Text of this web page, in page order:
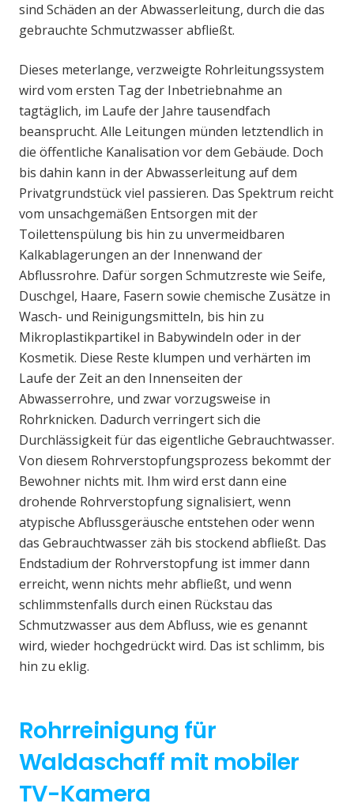
sind Schäden an der Abwasserleitung, durch die das
gebrauchte Schmutzwasser abfließt.
Dieses meterlange, verzweigte Rohrleitungssystem
wird vom ersten Tag der Inbetriebnahme an
tagtäglich, im Laufe der Jahre tausendfach
beansprucht. Alle Leitungen münden letztendlich in
die öffentliche Kanalisation vor dem Gebäude. Doch
bis dahin kann in der Abwasserleitung auf dem
Privatgrundstück viel passieren. Das Spektrum reicht
vom unsachgemäßen Entsorgen mit der
Toilettenspülung bis hin zu unvermeidbaren
Kalkablagerungen an der Innenwand der
Abflussrohre. Dafür sorgen Schmutzreste wie Seife,
Duschgel, Haare, Fasern sowie chemische Zusätze in
Wasch- und Reinigungsmitteln, bis hin zu
Mikroplastikpartikel in Babywindeln oder in der
Kosmetik. Diese Reste klumpen und verhärten im
Laufe der Zeit an den Innenseiten der
Abwasserrohre, und zwar vorzugsweise in
Rohrknicken. Dadurch verringert sich die
Durchlässigkeit für das eigentliche Gebrauchtwasser.
Von diesem Rohrverstopfungsprozess bekommt der
Bewohner nichts mit. Ihm wird erst dann eine
drohende Rohrverstopfung signalisiert, wenn
atypische Abflussgeräusche entstehen oder wenn
das Gebrauchtwasser zäh bis stockend abfließt. Das
Endstadium der Rohrverstopfung ist immer dann
erreicht, wenn nichts mehr abfließt, und wenn
schlimmstenfalls durch einen Rückstau das
Schmutzwasser aus dem Abfluss, wie es genannt
wird, wieder hochgedrückt wird. Das ist schlimm, bis
hin zu eklig.
Rohrreinigung für
Waldaschaff mit mobiler
TV-Kamera